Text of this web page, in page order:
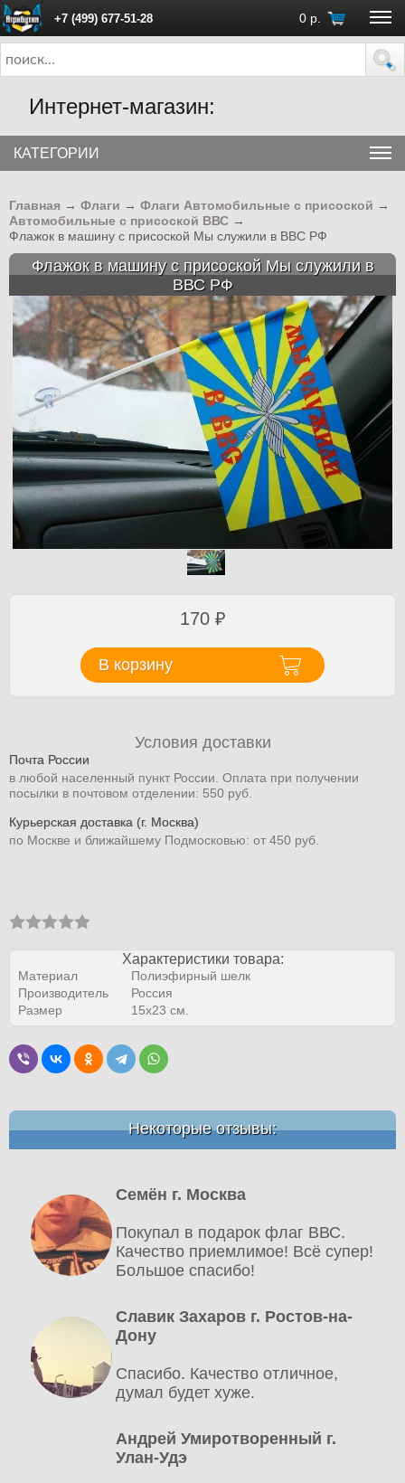
+7 (499) 677-51-28 0 р.
ПН - ПТ с 10:00 до 18:00 (Москва)
Интернет-магазин:
КАТЕГОРИИ
Главная → Флаги → Флаги Автомобильные с присоской →
Автомобильные с присоской ВВС →
Флажок в машину с присоской Мы служили в ВВС РФ
Флажок в машину с присоской Мы служили в
ВВС РФ
170 ₽
В корзину
Условия доставки
Почта России
в любой населенный пункт России. Оплата при получении
посылки в почтовом отделении: 550 руб.
Курьерская доставка (г. Москва)
по Москве и ближайшему Подмосковью: от 450 руб.
Характеристики товара:
Материал
Полиэфирный шелк
Производитель
Россия
Размер
15х23 см.
Некоторые отзывы:
Семён г. Москва
Покупал в подарок флаг ВВС.
Качество приемлимое! Всё супер!
Большое спасибо!
Славик Захаров г. Ростов-на-
Дону
Спасибо. Качество отличное,
думал будет хуже.
Андрей Умиротворенный г.
Улан-Удэ